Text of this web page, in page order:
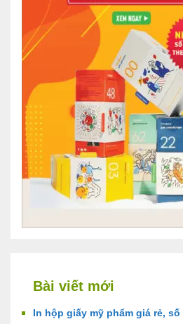
Bài viết mới
In hộp giấy mỹ phẩm giá rẻ,